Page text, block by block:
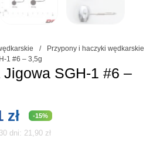
/
Przypony i haczyki wędkarskie
1 #6 – 3,5g
Jigowa SGH-1 #6 –
złAktualna
cena
-15%
dni: 21,90 zł